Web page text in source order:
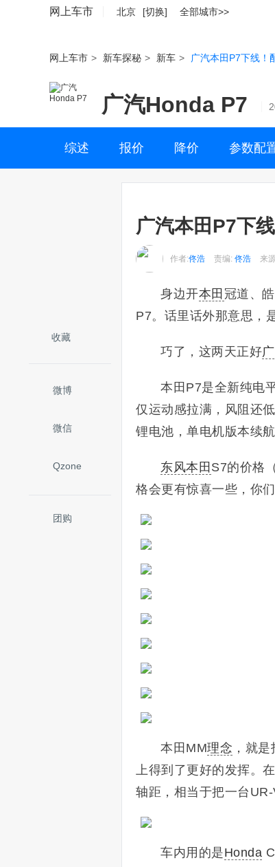
网上车市 北京 [切换] 全部城市>>
网上车市 > 新车探秘 > 新车 > 广汽本田P7下线！
广汽Honda P7
综述 报价 降价 参数配
收藏
微博
微信
Qzone
团购
广汽本田P7下
作者:佟浩 责编: 佟浩 来
身边开本田 冠道、
P7。话里话外那意思，
巧了，这两天正好
本田P7是全新纯电
仅运动感拉满，风阻还
锂电池，单电机版本续
东风本田 S7的价格
格会更有惊喜一些，你
本田MM理念 ，就
上得到了更好的发挥。
轴距，相当于把一台
车内用的是Honda